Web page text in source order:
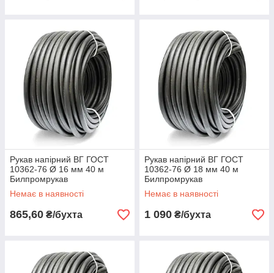
Рукав напірний ВГ ГОСТ
10362-76 Ø 16 мм 40 м
Билпромрукав
Немає в наявності
865,60 ₴/бухта
Рукав напірний ВГ ГОСТ
10362-76 Ø 18 мм 40 м
Билпромрукав
Немає в наявності
1 090 ₴/бухта